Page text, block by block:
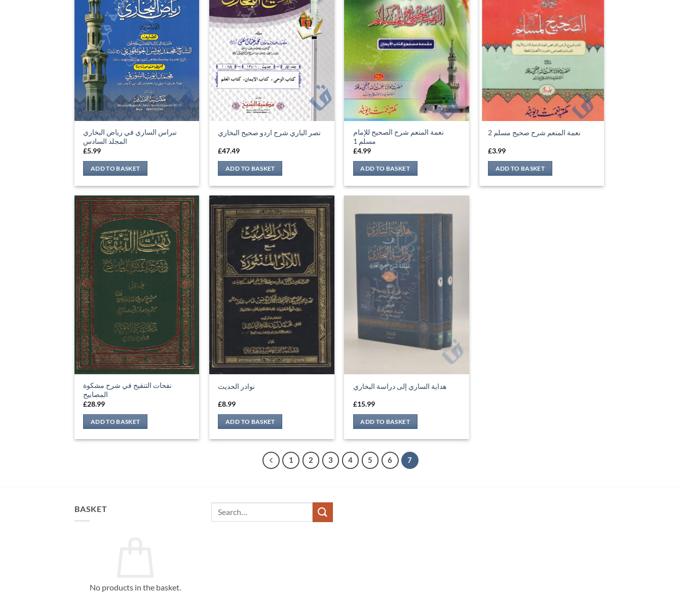
نبراس الساري في رياض البخاري
المجلد السادس
£5.99
ADD TO BASKET
نصر الباري شرح اردو صحيح البخاري
£47.49
ADD TO BASKET
نعمة المنعم شرح الصحيح للإمام
مسلم 1
£4.99
ADD TO BASKET
نعمة المنعم شرح صحيح مسلم 2
£3.99
ADD TO BASKET
نفحات التنقيح في شرح مشكوة
المصابيح
£28.99
ADD TO BASKET
نوادر الحديث
£8.99
ADD TO BASKET
هداية الساري إلى دراسة البخاري
£15.99
ADD TO BASKET
1 2 3 4 5 6 7
BASKET
No products in the basket.
Search
for: